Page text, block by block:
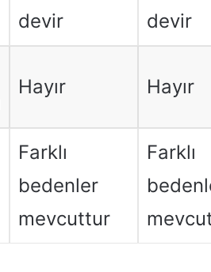
devir
devir
Hayır Hayır
Farklı
bedenler
mevcuttur
Farklı